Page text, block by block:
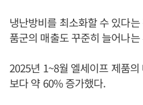
냉난방비를 최소화할 수 있다
품군의 매출도 꾸준히 늘어나는
2025년 1~8월 엘세이프 제품
보다 약 60% 증가했다.